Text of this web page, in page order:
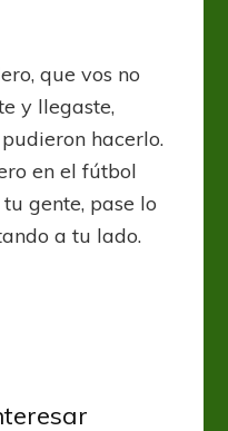
que vos no
y llegaste,
hacerlo.
en el fútbol
gente, pase lo
a tu lado.